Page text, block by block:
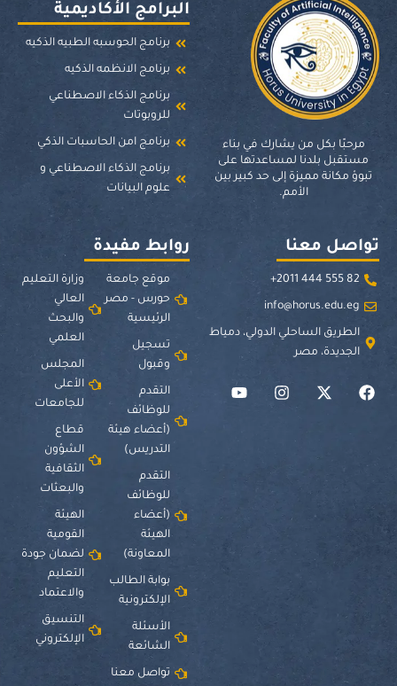
مرحبًا بكل من يشارك في بناء
مستقبل بلدنا لمساعدتها على
تبوؤ مكانة مميزة إلى حد كبير بين
الأمم.
البرامج الأكاديمية
برنامج الحوسبه الطبيه الذكيه
برنامج الانظمه الذكيه
برنامج الذكاء الاصطناعي
للروبوتات
برنامج امن الحاسبات الذكي
برنامج الذكاء الاصطناعي و
علوم البيانات
تواصل معنا
82 555 444 2011+
info@horus.edu.eg
الطريق الساحلي الدولي، دمياط
الجديدة، مصر
روابط مفيدة
موقع جامعة
حورس - مصر
الرئيسية
تسجيل
وقبول
التقدم
للوظائف
(أعضاء هيئة
التدريس)
التقدم
للوظائف
(أعضاء
الهيئة
المعاونة)
بوابة الطالب
الإلكترونية
الأسئلة
الشائعة
تواصل معنا
وزارة التعليم
العالي
والبحث
العلمي
المجلس
الأعلى
للجامعات
قطاع
الشؤون
الثقافية
والبعثات
الهيئة
القومية
لضمان جودة
التعليم
والاعتماد
التنسيق
الإلكتروني